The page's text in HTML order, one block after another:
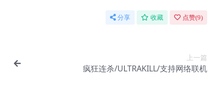
分享 收藏 点赞(9)
上一篇
疯狂连杀/ULTRAKILL/支持网络联机